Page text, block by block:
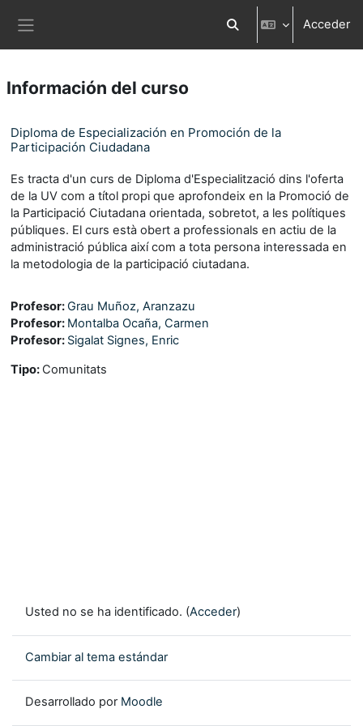
Selector de búsqueda
Acceder
Información del curso
Diploma de Especialización en Promoción de la
Participación Ciudadana
Es tracta d'un curs de Diploma d'Especialització dins l'oferta
de la UV com a títol propi que aprofondeix en la Promoció de
la Participació Ciutadana orientada, sobretot, a les polítiques
públiques. El curs està obert a professionals en actiu de la
administració pública així com a tota persona interessada en
la metodologia de la participació ciutadana.
Profesor:Grau Muñoz, Aranzazu
Profesor: Montalba Ocaña, Carmen
Profesor: Sigalat Signes, Enric
Tipo: Comunitats
Usted no se ha identificado. (Acceder)
Cambiar al tema estándar
Desarrollado por Moodle